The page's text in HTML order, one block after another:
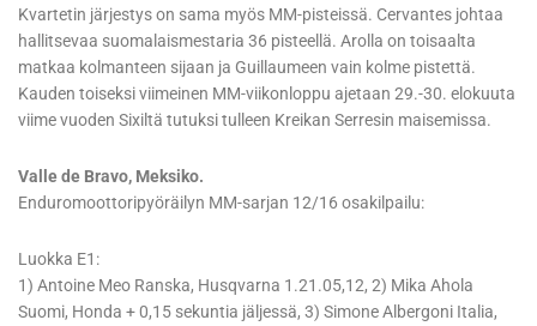
Kvartetin järjestys on sama myös MM-pisteissä. Cervantes johtaa
hallitsevaa suomalaismestaria 36 pisteellä. Arolla on toisaalta
matkaa kolmanteen sijaan ja Guillaumeen vain kolme pistettä.
Kauden toiseksi viimeinen MM-viikonloppu ajetaan 29.-30. elokuuta
viime vuoden Sixiltä tutuksi tulleen Kreikan Serresin maisemissa.
Valle de Bravo, Meksiko.
Enduromoottoripyöräilyn MM-sarjan 12/16 osakilpailu:
Luokka E1:
1) Antoine Meo Ranska, Husqvarna 1.21.05,12, 2) Mika Ahola
Suomi, Honda + 0,15 sekuntia jäljessä, 3) Simone Albergoni Italia,